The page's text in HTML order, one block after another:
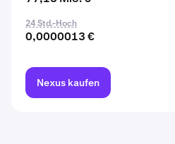
24 Std.-Hoch
0,0000013 €
Nexus kaufen